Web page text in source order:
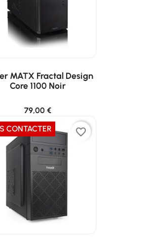
MATX Fractal Design
Core 1100 Noir
79,00 €
CONTACTER
favorite_border